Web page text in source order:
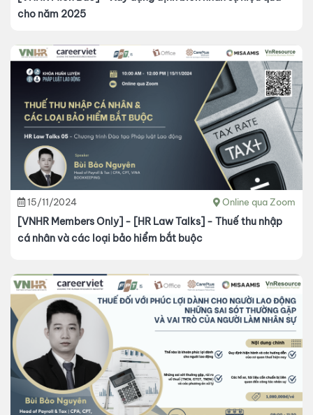
cho năm 2025
15/11/2024 Online qua Zoom
[VNHR Members Only] - [HR Law Talks] - Thuế thu nhập
cá nhân và các loại bảo hiểm bắt buộc